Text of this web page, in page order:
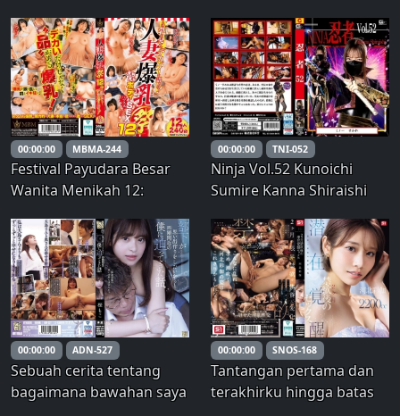
Sepuluh wanita yang
dibutakan oleh
keserakahan mengikuti
tantangan lotere tali
dengan kesempatan
memenangkan hadiah
mewah! Vol.2
00:00:00 MBMA-244
Festival Payudara Besar
Wanita Menikah 12:
payudara besar tanpa
melihat ini! 12 wanita, 240
menit Pilihan Terbaik
00:00:00 TNI-052
Ninja Vol.52 Kunoichi
Sumire Kanna Shiraishi
00:00:00 ADN-527
Sebuah cerita tentang
bagaimana bawahan saya
00:00:00 SNOS-168
Tantangan pertama dan
terakhirku hingga batas